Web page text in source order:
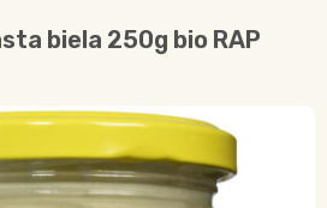
biela 250g bio RAP